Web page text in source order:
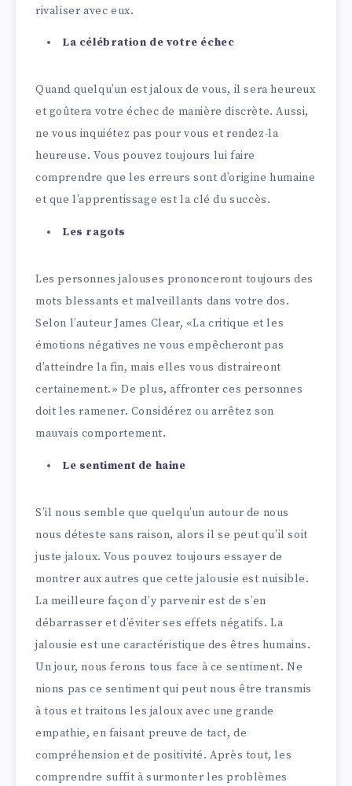
rivaliser avec eux.
La célébration de votre échec
Quand quelqu’un est jaloux de vous, il sera heureux
et goûtera votre échec de manière discrète. Aussi,
ne vous inquiétez pas pour vous et rendez-la
heureuse. Vous pouvez toujours lui faire
comprendre que les erreurs sont d’origine humaine
et que l’apprentissage est la clé du succès.
Les ragots
Les personnes jalouses prononceront toujours des
mots blessants et malveillants dans votre dos.
Selon l’auteur James Clear, «La critique et les
émotions négatives ne vous empêcheront pas
d’atteindre la fin, mais elles vous distraireont
certainement.» De plus, affronter ces personnes
doit les ramener. Considérez ou arrêtez son
mauvais comportement.
Le sentiment de haine
S’il nous semble que quelqu’un autour de nous
nous déteste sans raison, alors il se peut qu’il soit
juste jaloux. Vous pouvez toujours essayer de
montrer aux autres que cette jalousie est nuisible.
La meilleure façon d’y parvenir est de s’en
débarrasser et d’éviter ses effets négatifs. La
jalousie est une caractéristique des êtres humains.
Un jour, nous ferons tous face à ce sentiment. Ne
nions pas ce sentiment qui peut nous être transmis
à tous et traitons les jaloux avec une grande
empathie, en faisant preuve de tact, de
compréhension et de positivité. Après tout, les
comprendre suffit à surmonter les problèmes